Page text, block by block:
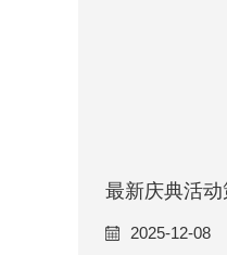
2025-12-08